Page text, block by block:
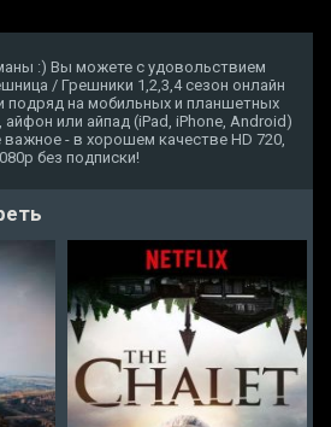
:) Вы можете с удовольствием
/ Грешники 1,2,3,4 сезон онлайн
подряд на мобильных и планшетных
или айпад (iPad, iPhone, Android)
важное - в хорошем качестве HD 720,
без подписки!